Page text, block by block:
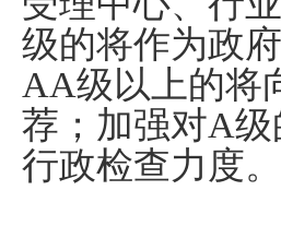
级的将作为政
AA级以上的将
荐；加强对A级
行政检查力度。